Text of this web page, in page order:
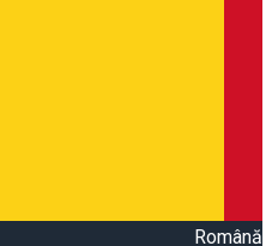
Română